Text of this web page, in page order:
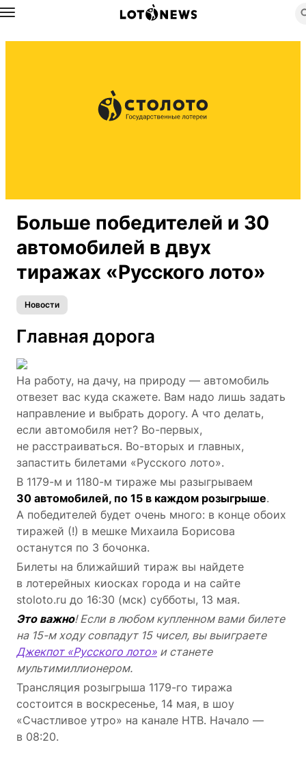
Назад
Больше победителей и 30
автомобилей в двух
тиражах «Русского лото»
Новости
Главная дорога
На работу, на дачу, на природу — автомобиль
отвезет вас куда скажете. Вам надо лишь задать
направление и выбрать дорогу. А что делать,
если автомобиля нет? Во-первых,
не расстраиваться. Во-вторых и главных,
запастить билетами «Русского лото».
В 1179-м и 1180-м тираже мы разыгрываем
30 автомобилей, по 15 в каждом розыгрыше.
А победителей будет очень много: в конце обоих
тиражей (!) в мешке Михаила Борисова
останутся по 3 бочонка.
Билеты на ближайший тираж вы найдете
в лотерейных киосках города и на сайте
stoloto.ru до 16:30 (мск) субботы, 13 мая.
Это важно! Если в любом купленном вами билете
на 15-м ходу совпадут 15 чисел, вы выиграете
Джекпот «Русского лото» и станете
мультимиллионером.
Трансляция розыгрыша 1179-го тиража
состоится в воскресенье, 14 мая, в шоу
«Счастливое утро» на канале НТВ. Начало —
в 08:20.